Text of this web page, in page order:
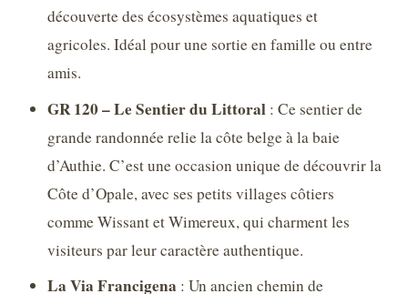
découverte des écosystèmes aquatiques et
agricoles. Idéal pour une sortie en famille ou entre
amis.
GR 120 – Le Sentier du Littoral : Ce sentier de
grande randonnée relie la côte belge à la baie
d’Authie. C’est une occasion unique de découvrir la
Côte d’Opale, avec ses petits villages côtiers
comme Wissant et Wimereux, qui charment les
visiteurs par leur caractère authentique.
La Via Francigena : Un ancien chemin de